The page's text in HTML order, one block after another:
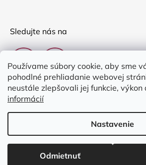
Používame súbory cookie, aby sme
pohodlné prehliadanie webovej
neustále zlepšovali jej funkcie, výkon
informácií
Nastavenie
Odmietnuť
Sledujte nás na
Copyright 2026Clarina Music. Všetky
nastavenie cookies